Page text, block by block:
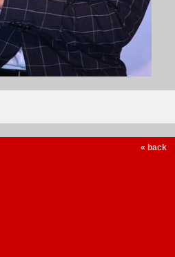
« back